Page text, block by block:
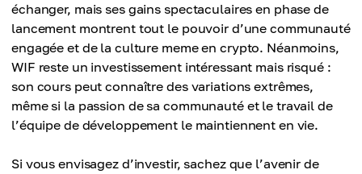
échanger, mais ses gains spectaculaires en phase de
lancement montrent tout le pouvoir d’une communauté
engagée et de la culture meme en crypto. Néanmoins,
WIF reste un investissement intéressant mais risqué :
son cours peut connaître des variations extrêmes,
même si la passion de sa communauté et le travail de
l’équipe de développement le maintiennent en vie.
Si vous envisagez d’investir, sachez que l’avenir de